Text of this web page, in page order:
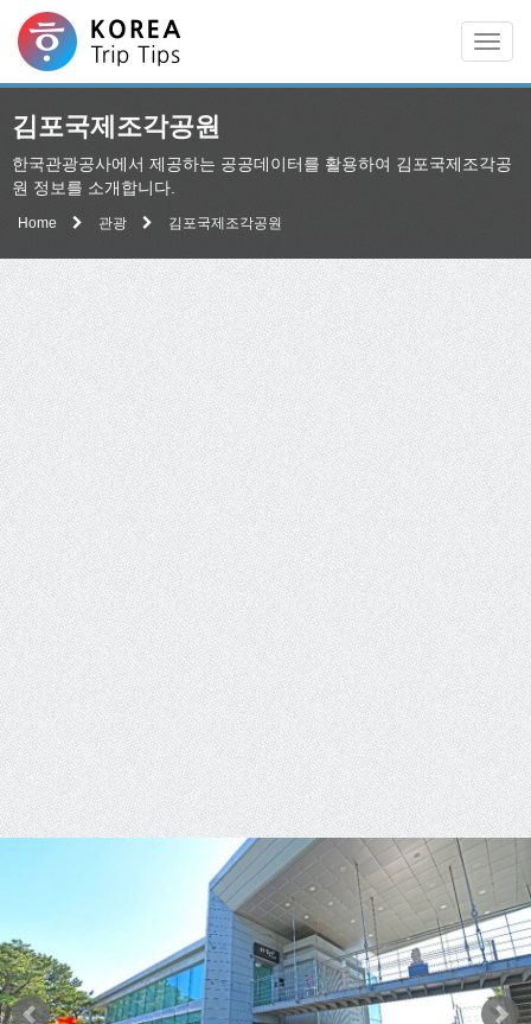
김포국제조각공원
한국관광공사에서 제공하는 공공데이터를 활용하여 김포국제조각공
원 정보를 소개합니다.
Home 관광 김포국제조각공원